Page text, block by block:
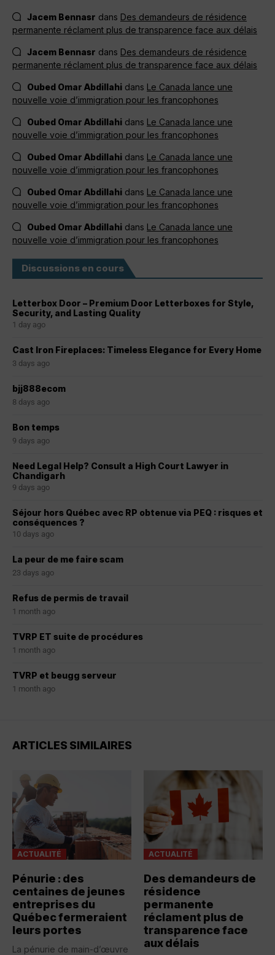
Jacem Bennasr dans Des demandeurs de résidence
permanente réclament plus de transparence face aux délais
Jacem Bennasr dans Des demandeurs de résidence
permanente réclament plus de transparence face aux délais
Oubed Omar Abdillahi dans Le Canada lance une
nouvelle voie d’immigration pour les francophones
Oubed Omar Abdillahi dans Le Canada lance une
nouvelle voie d’immigration pour les francophones
Oubed Omar Abdillahi dans Le Canada lance une
nouvelle voie d’immigration pour les francophones
Oubed Omar Abdillahi dans Le Canada lance une
nouvelle voie d’immigration pour les francophones
Oubed Omar Abdillahi dans Le Canada lance une
nouvelle voie d’immigration pour les francophones
Discussions en cours
Letterbox Door – Premium Door Letterboxes for Style,
Security, and Lasting Quality
1 day ago
Cast Iron Fireplaces: Timeless Elegance for Every Home
3 days ago
bjj888ecom
8 days ago
Bon temps
9 days ago
Need Legal Help? Consult a High Court Lawyer in
Chandigarh
9 days ago
Séjour hors Québec avec RP obtenue via PEQ : risques et
conséquences ?
10 days ago
La peur de me faire scam
23 days ago
Refus de permis de travail
1 month ago
TVRP ET suite de procédures
1 month ago
TVRP et beugg serveur
1 month ago
ARTICLES SIMILAIRES
ACTUALITÉ
Pénurie : des
centaines de jeunes
entreprises du
Québec fermeraient
leurs portes
La pénurie de main-d’œuvre
ACTUALITÉ
Des demandeurs de
résidence
permanente
réclament plus de
transparence face
aux délais